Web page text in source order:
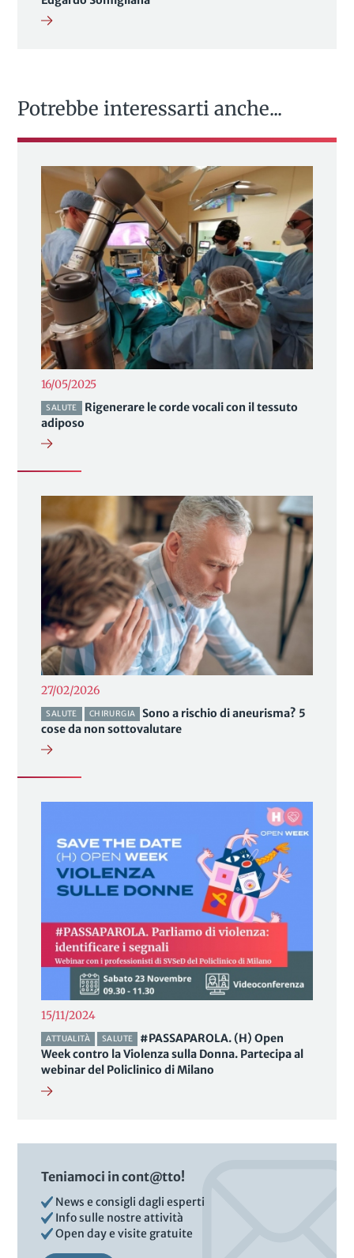
Potrebbe interessarti anche...
16/05/2025
SALUTE
Rigenerare le corde vocali con il tessuto
adiposo
27/02/2026
SALUTE CHIRURGIA
Sono a rischio di aneurisma? 5
cose da non sottovalutare
15/11/2024
ATTUALITÀ SALUTE
#PASSAPAROLA. (H) Open
Week contro la Violenza sulla Donna. Partecipa al
webinar del Policlinico di Milano
Teniamoci in cont@tto!
News e consigli dagli esperti
Info sulle nostre attività
Open day e visite gratuite